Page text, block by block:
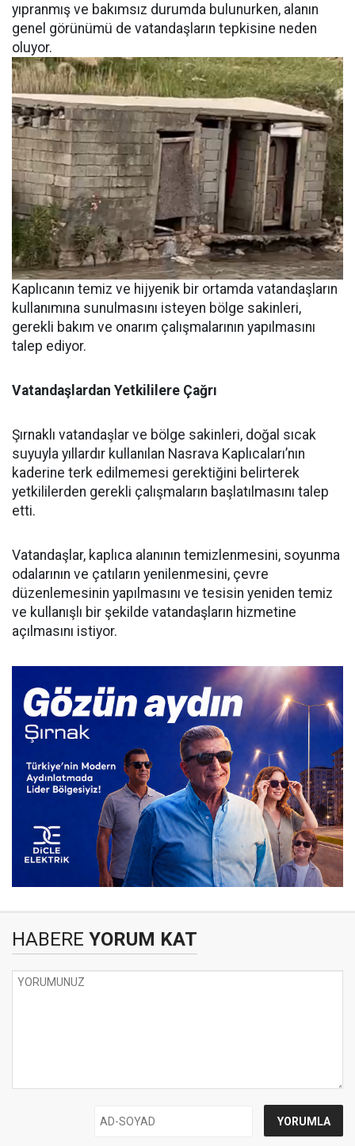
yıpranmış ve bakımsız durumda bulunurken, alanın
genel görünümü de vatandaşların tepkisine neden
oluyor.
Kaplıcanın temiz ve hijyenik bir ortamda vatandaşların
kullanımına sunulmasını isteyen bölge sakinleri,
gerekli bakım ve onarım çalışmalarının yapılmasını
talep ediyor.
Vatandaşlardan Yetkililere Çağrı
Şırnaklı vatandaşlar ve bölge sakinleri, doğal sıcak
suyuyla yıllardır kullanılan Nasrava Kaplıcaları’nın
kaderine terk edilmemesi gerektiğini belirterek
yetkililerden gerekli çalışmaların başlatılmasını talep
etti.
Vatandaşlar, kaplıca alanının temizlenmesini, soyunma
odalarının ve çatıların yenilenmesini, çevre
düzenlemesinin yapılmasını ve tesisin yeniden temiz
ve kullanışlı bir şekilde vatandaşların hizmetine
açılmasını istiyor.
HABERE YORUM KAT